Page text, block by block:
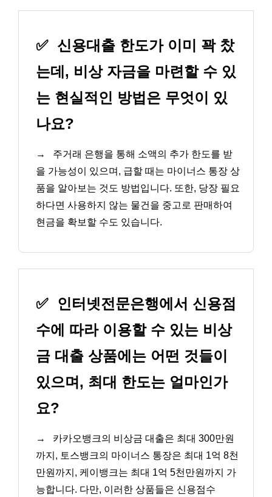
✅ 신용대출 한도가 이미 꽉 찼
는데, 비상 자금을 마련할 수 있
는 현실적인 방법은 무엇이 있
나요?
→
주거래 은행을 통해 소액의 추가 한도를 받
을 가능성이 있으며, 급할 때는 마이너스 통장 상
품을 알아보는 것도 방법입니다. 또한, 당장 필요
하다면 사용하지 않는 물건을 중고로 판매하여
현금을 확보할 수도 있습니다.
✅
인터넷전문은행에서 신용점
수에 따라 이용할 수 있는 비상
금 대출 상품에는 어떤 것들이
있으며, 최대 한도는 얼마인가
요?
→
카카오뱅크의 비상금 대출은 최대 300만원
까지, 토스뱅크의 마이너스 통장은 최대 1억 8천
만원까지, 케이뱅크는 최대 1억 5천만원까지 가
능합니다. 다만, 이러한 상품들은 신용점수